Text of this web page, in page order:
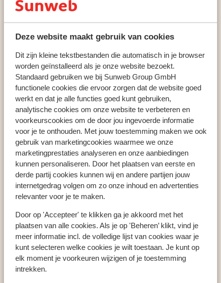
Deze website maakt gebruik van cookies
Dit zijn kleine tekstbestanden die automatisch in je browser
worden geïnstalleerd als je onze website bezoekt.
Standaard gebruiken we bij Sunweb Group GmbH
functionele cookies die ervoor zorgen dat de website goed
werkt en dat je alle functies goed kunt gebruiken,
analytische cookies om onze website te verbeteren en
voorkeurscookies om de door jou ingevoerde informatie
voor je te onthouden. Met jouw toestemming maken we ook
gebruik van marketingcookies waarmee we onze
marketingprestaties analyseren en onze aanbiedingen
kunnen personaliseren. Door het plaatsen van eerste en
derde partij cookies kunnen wij en andere partijen jouw
internetgedrag volgen om zo onze inhoud en advertenties
relevanter voor je te maken.
Door op 'Accepteer' te klikken ga je akkoord met het
plaatsen van alle cookies. Als je op 'Beheren’ klikt, vind je
meer informatie incl. de volledige lijst van cookies waar je
kunt selecteren welke cookies je wilt toestaan. Je kunt op
elk moment je voorkeuren wijzigen of je toestemming
intrekken.
Avoriaz
Avoriaz
Populaire wintersportlanden
Oostenrijk
Frankrijk
Italië
Populaire wintersportbestemmingen
Gerlos
Mayrhofen
Saalbach
Populaire skigebieden
Zillertal
Skicircus Saalbach-Hinterglemm
Ski Amadé